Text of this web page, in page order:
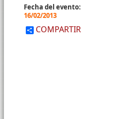
Fecha del evento:
16/02/2013
COMPARTIR